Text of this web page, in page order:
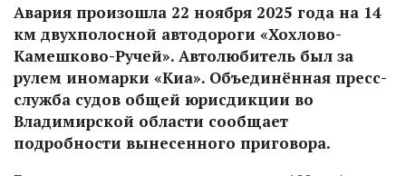
Авария произошла 22 ноября 2025 года на 14
км двухполосной автодороги «Хохлово-
Камешково-Ручей». Автолюбитель был за
рулем иномарки «Киа». Объединённая пресс-
служба судов общей юрисдикции во
Владимирской области сообщает
подробности вынесенного приговора.